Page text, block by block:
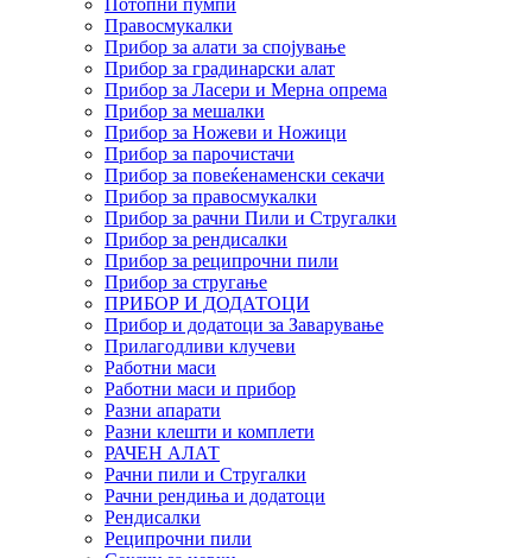
Правосмукалки
Прибор за алати за спојување
Прибор за градинарски алат
Прибор за Ласери и Мерна опрема
Прибор за мешалки
Прибор за Ножеви и Ножици
Прибор за парочистачи
Прибор за повеќенаменски секачи
Прибор за правосмукалки
Прибор за рачни Пили и Стругалки
Прибор за рендисалки
Прибор за реципрочни пили
Прибор за стругање
ПРИБОР И ДОДАТОЦИ
Прибор и додатоци за Заварување
Прилагодливи клучеви
Работни маси
Работни маси и прибор
Разни апарати
Разни клешти и комплети
РАЧЕН АЛАТ
Рачни пили и Стругалки
Рачни рендиња и додатоци
Рендисалки
Реципрочни пили